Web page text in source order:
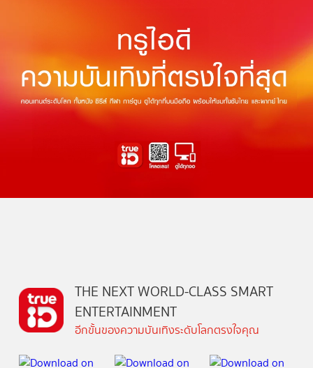
THE NEXT WORLD-CLASS SMART
ENTERTAINMENT
อีกขั้นของความบันเทิงระดับโลกตรงใจคุณ